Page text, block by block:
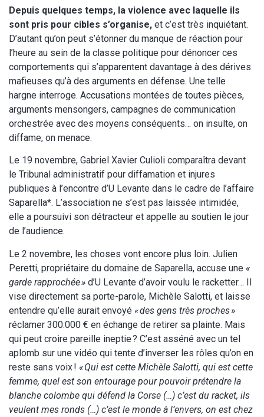
Depuis quelques temps, la violence avec laquelle ils
sont pris pour cibles s’organise, et c’est très inquiétant.
D’autant qu’on peut s’étonner du manque de réaction pour
l’heure au sein de la classe politique pour dénoncer ces
comportements qui s’apparentent davantage à des dérives
mafieuses qu’à des arguments en défense. Une telle
hargne interroge. Accusations montées de toutes pièces,
arguments mensongers, campagnes de communication
orchestrée avec des moyens conséquents… on insulte, on
diffame, on menace.
Le 19 novembre, Gabriel Xavier Culioli comparaîtra devant
le Tribunal administratif pour diffamation et injures
publiques à l’encontre d’U Levante dans le cadre de l’affaire
Saparella*. L’association ne s’est pas laissée intimidée,
elle a poursuivi son détracteur et appelle au soutien le jour
de l’audience.
Le 2 novembre, les choses vont encore plus loin. Julien
Peretti, propriétaire du domaine de Saparella, accuse une «
garde rapprochée » d’U Levante d’avoir voulu le racketter… Il
vise directement sa porte-parole, Michèle Salotti, et laisse
entendre qu’elle aurait envoyé « des gens très proches »
réclamer 300.000 € en échange de retirer sa plainte. Mais
qui peut croire pareille ineptie ? C’est asséné avec un tel
aplomb sur une vidéo qui tente d’inverser les rôles qu’on en
reste sans voix ! « Qui est cette Michèle Salotti, qui est cette
femme, quel est son entourage pour pouvoir prétendre la
blanche colombe qui défend la Corse (…) c’est du racket, ils
veulent mes ronds (…) c’est le monde à l’envers, on est chez